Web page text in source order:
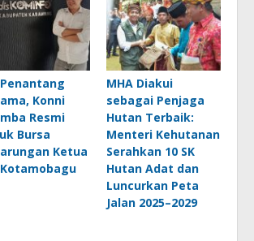
Penantang
Konni
Resmi
Bursa
Ketua
Kotamobagu
MHA Diakui
sebagai Penjaga
Hutan Terbaik:
Menteri Kehutanan
Serahkan 10 SK
Hutan Adat dan
Luncurkan Peta
Jalan 2025–2029